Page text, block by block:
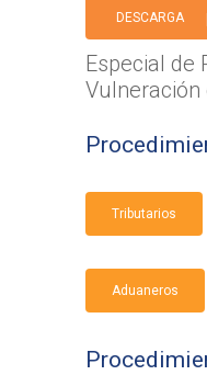
DESCARGA
Especial de
Vulneración
Tributarios
Aduaneros